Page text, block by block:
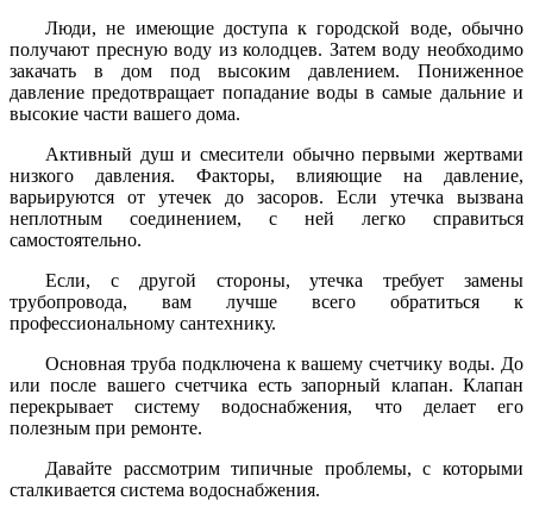
Люди, не имеющие доступа к городской воде, обычно
получают пресную воду из колодцев. Затем воду необходимо
закачать в дом под высоким давлением. Пониженное
давление предотвращает попадание воды в самые дальние и
высокие части вашего дома.
Активный душ и смесители обычно первыми жертвами
низкого давления. Факторы, влияющие на давление,
варьируются от утечек до засоров. Если утечка вызвана
неплотным соединением, с ней легко справиться
самостоятельно.
Если, с другой стороны, утечка требует замены
трубопровода, вам лучше всего обратиться к
профессиональному сантехнику.
Основная труба подключена к вашему счетчику воды. До
или после вашего счетчика есть запорный клапан. Клапан
перекрывает систему водоснабжения, что делает его
полезным при ремонте.
Давайте рассмотрим типичные проблемы, с которыми
сталкивается система водоснабжения.